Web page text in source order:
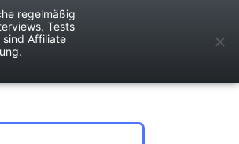
regelmäßig
Tests
sind Affiliate